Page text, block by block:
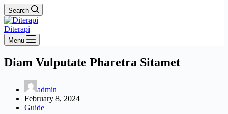
Search
Diterapi
Menu
Diam Vulputate Pharetra Sitamet
admin
February 8, 2024
Guide